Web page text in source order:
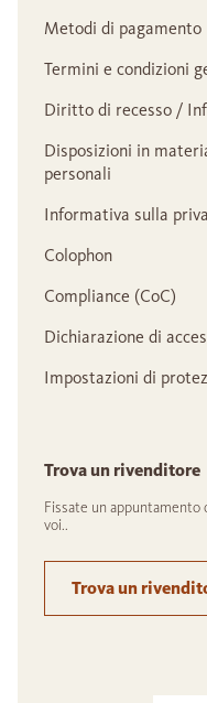
Metodi di pagamento
Termini e condizioni
Diritto di recesso /
Disposizioni in
personali
Informativa sulla
Colophon
Compliance (CoC)
Dichiarazione di
Impostazioni di
Trova un rivenditore
Fissate un appuntamento
voi..
Trova un